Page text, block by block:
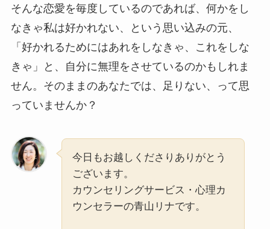
そんな恋愛を毎度しているのであれば、何かをし
なきゃ私は好かれない、という思い込みの元、
「好かれるためにはあれをしなきゃ、これをしな
きゃ」と、自分に無理をさせているのかもしれま
せん。そのままのあなたでは、足りない、って思
っていませんか？
今日もお越しくださりありがとう
ございます。
カウンセリングサービス・心理カ
ウンセラーの青山リナです。